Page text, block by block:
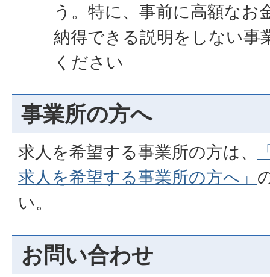
う。特に、事前に高額なお
納得できる説明をしない事
ください
事業所の方へ
求人を希望する事業所の方は、
求人を希望する事業所の方へ」
い。
お問い合わせ